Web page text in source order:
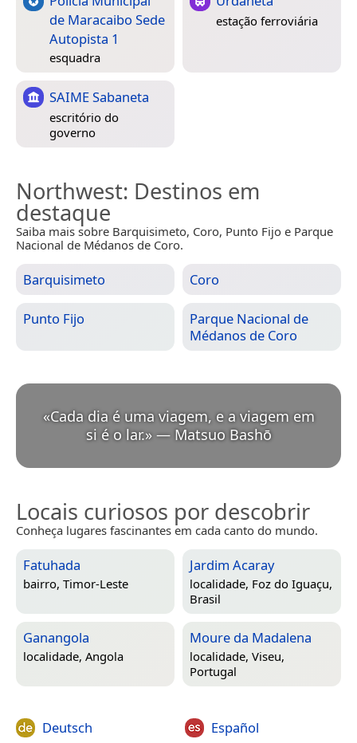
de Maracaibo Sede
Autopista 1
esquadra
estação ferroviária
SAIME Sabaneta
escritório do
governo
Northwest: Destinos em
destaque
Saiba mais sobre Barquisimeto, Coro, Punto Fijo e Parque
Nacional de Médanos de Coro.
Barquisimeto Coro
Punto Fijo
Parque Nacional de
Médanos de Coro
«Cada dia é uma viagem, e a viagem em
si é o lar.» — Matsuo Bashō
Locais curiosos por descobrir
Conheça lugares fascinantes em cada canto do mundo.
Fatuhada
bairro, Timor-Leste
Jardim Acaray
localidade, Foz do Iguaçu,
Brasil
Ganangola
localidade, Angola
Moure da Madalena
localidade, Viseu,
Portugal
Deutsch Español